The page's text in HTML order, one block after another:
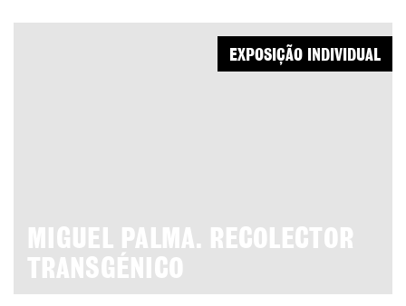
MIGUEL PALMA. RECOLECTOR
TRANSGÉNICO
EXPOSIÇÃO INDIVIDUAL